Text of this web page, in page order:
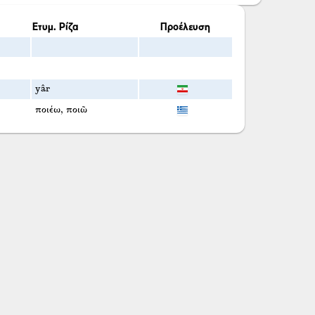
Ετυμ. Ρίζα Προέλευση
yâr
ποιέω, ποιῶ